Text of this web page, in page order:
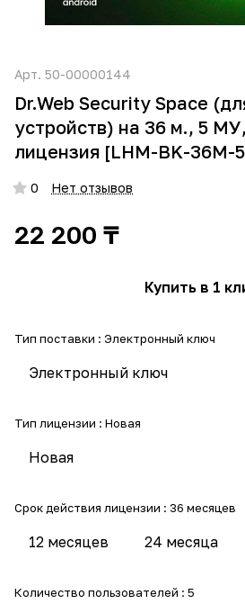
Арт. 50-00000144
Dr.Web Security Space
устройств) на 36 м., 5
лицензия [LHM-BK-36M-
0 Нет отзывов
22 200 ₸
Купить в 1
Тип поставки : Электронный ключ
Электронный ключ
Тип лицензии : Новая
Новая
Срок действия лицензии : 36 месяцев
12 месяцев 24 месяца
Количество пользователей : 5